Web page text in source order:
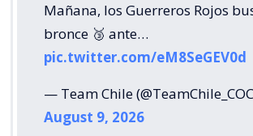
Mañana, los Guerreros Rojos
bronce 🥉 ante…
pic.twitter.com/eM8SeGEV0d
— Team Chile
August 9, 2026